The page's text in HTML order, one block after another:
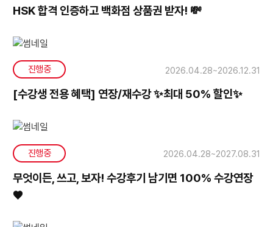
HSK 합격 인증하고 백화점 상품권 받자! 💸
[수강생 전용 혜택] 연장/재수강 ✨최대 50% 할인✨
진행중 2026.04.28~2026.12.31
무엇이든, 쓰고, 보자! 수강후기 남기면 100% 수강연장
♥
진행중 2026.04.28~2027.08.31